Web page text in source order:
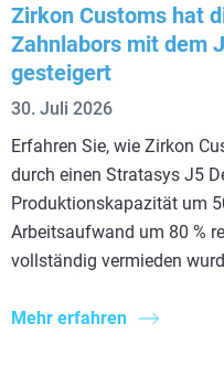
Zirkon Customs hat
Zahnlabors mit dem
gesteigert
30. Juli 2026
Erfahren Sie, wie Zirkon
durch einen Stratasys J5
Produktionskapazität um
Arbeitsaufwand um 80 %
vollständig vermieden
Mehr erfahren